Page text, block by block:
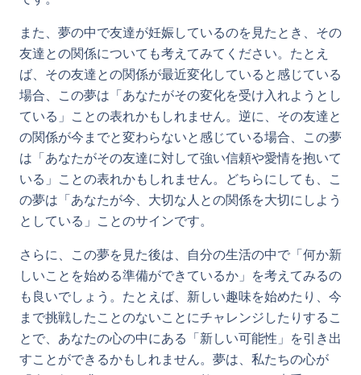
また、夢の中で友達が妊娠しているのを見たとき、その
友達との関係についても考えてみてください。たとえ
ば、その友達との関係が最近変化していると感じている
場合、この夢は「あなたがその変化を受け入れようとし
ている」ことの表れかもしれません。逆に、その友達と
の関係が今までと変わらないと感じている場合、この夢
は「あなたがその友達に対して強い信頼や愛情を抱いて
いる」ことの表れかもしれません。どちらにしても、こ
の夢は「あなたが今、大切な人との関係を大切にしよう
としている」ことのサインです。
さらに、この夢を見た後は、自分の生活の中で「何か新
しいことを始める準備ができているか」を考えてみるの
も良いでしょう。たとえば、新しい趣味を始めたり、今
まで挑戦したことのないことにチャレンジしたりするこ
とで、あなたの心の中にある「新しい可能性」を引き出
すことができるかもしれません。夢は、私たちの心が